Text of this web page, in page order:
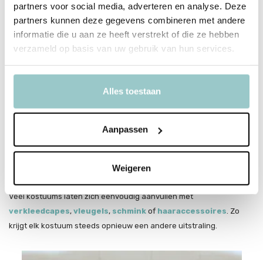
partners voor social media, adverteren en analyse. Deze
partners kunnen deze gegevens combineren met andere
informatie die u aan ze heeft verstrekt of die ze hebben
verzameld op basis van uw gebruik van hun services.
Alles toestaan
Aanpassen
Weigeren
Carnavalskostuums vormen de basis van elke verkleedoutfit.
Kinderen kiezen vaak een kostuum dat past bij hun fantasie en
interesses, van magische figuren tot stoere helden. Bij Lazy Lama
vind je carnavalskostuums die ontworpen zijn om in te spelen, te
Geschikt voor spelen en bewegen
De kostuums zijn gemaakt van materialen die prettig aanvoelen op
de huid en voldoende bewegingsvrijheid bieden. Dat maakt ze
thuis of op school.
Combineer met accessoires
Veel kostuums laten zich eenvoudig aanvullen met
verkleedcapes, vleugels, schmink of haaraccessoires. Zo
krijgt elk kostuum steeds opnieuw een andere uitstraling.